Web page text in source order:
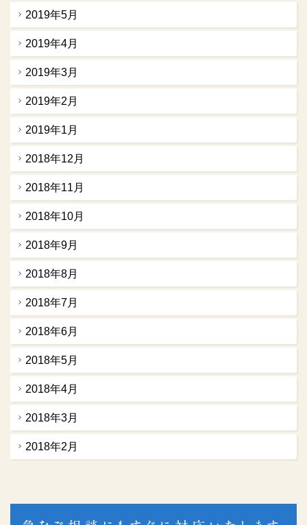
2019年5月
2019年4月
2019年3月
2019年2月
2019年1月
2018年12月
2018年11月
2018年10月
2018年9月
2018年8月
2018年7月
2018年6月
2018年5月
2018年4月
2018年3月
2018年2月